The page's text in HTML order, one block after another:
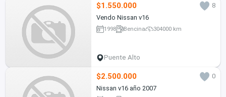
$1.550.000
8
Vendo Nissan v16
1998 Bencina 304000 km
Puente Alto
$2.500.000
0
Nissan v16 año 2007